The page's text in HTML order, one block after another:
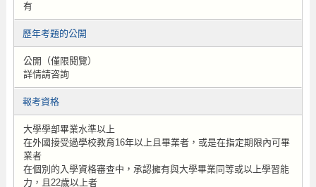
有
歷年考題的公開
公開（僅限閱覽）
詳情請咨詢
報考資格
大學學部畢業水準以上
在外國接受過學校教育16年以上且畢業者，或是在指定期限內可畢
業者
在個別的入學資格審查中，承認擁有與大學畢業同等或以上學習能
力，且22歲以上者